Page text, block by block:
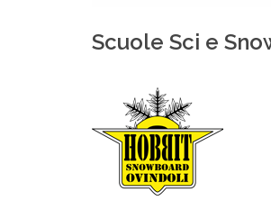
Scuole Sci e